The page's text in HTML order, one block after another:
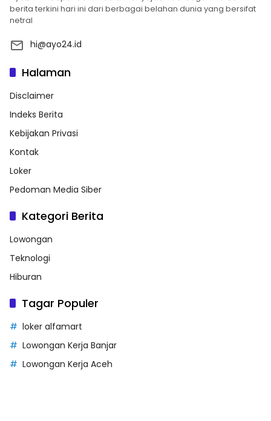
berita terkini hari ini dari berbagai belahan dunia yang bersifat
netral
hi@ayo24.id
Halaman
Disclaimer
Indeks Berita
Kebijakan Privasi
Kontak
Loker
Pedoman Media Siber
Kategori Berita
Lowongan
Teknologi
Hiburan
Tagar Populer
loker alfamart
Lowongan Kerja Banjar
Lowongan Kerja Aceh